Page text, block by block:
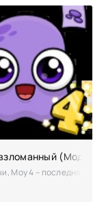
Duddu
– приятно
(Мод
Моу 4 – последняя